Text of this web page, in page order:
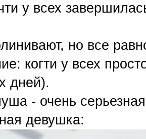
у всех
но все
когти у всех
дней).
- очень
девушка: